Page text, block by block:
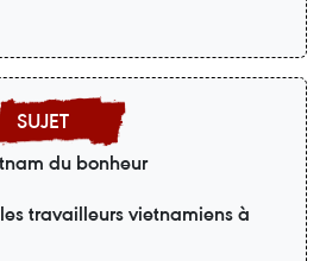
du bonheur
travailleurs vietnamiens à